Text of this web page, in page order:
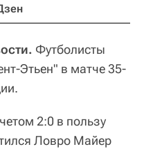
Футболисты
Этьен" в матче 35-
2:0 в пользу
Ловро Майер